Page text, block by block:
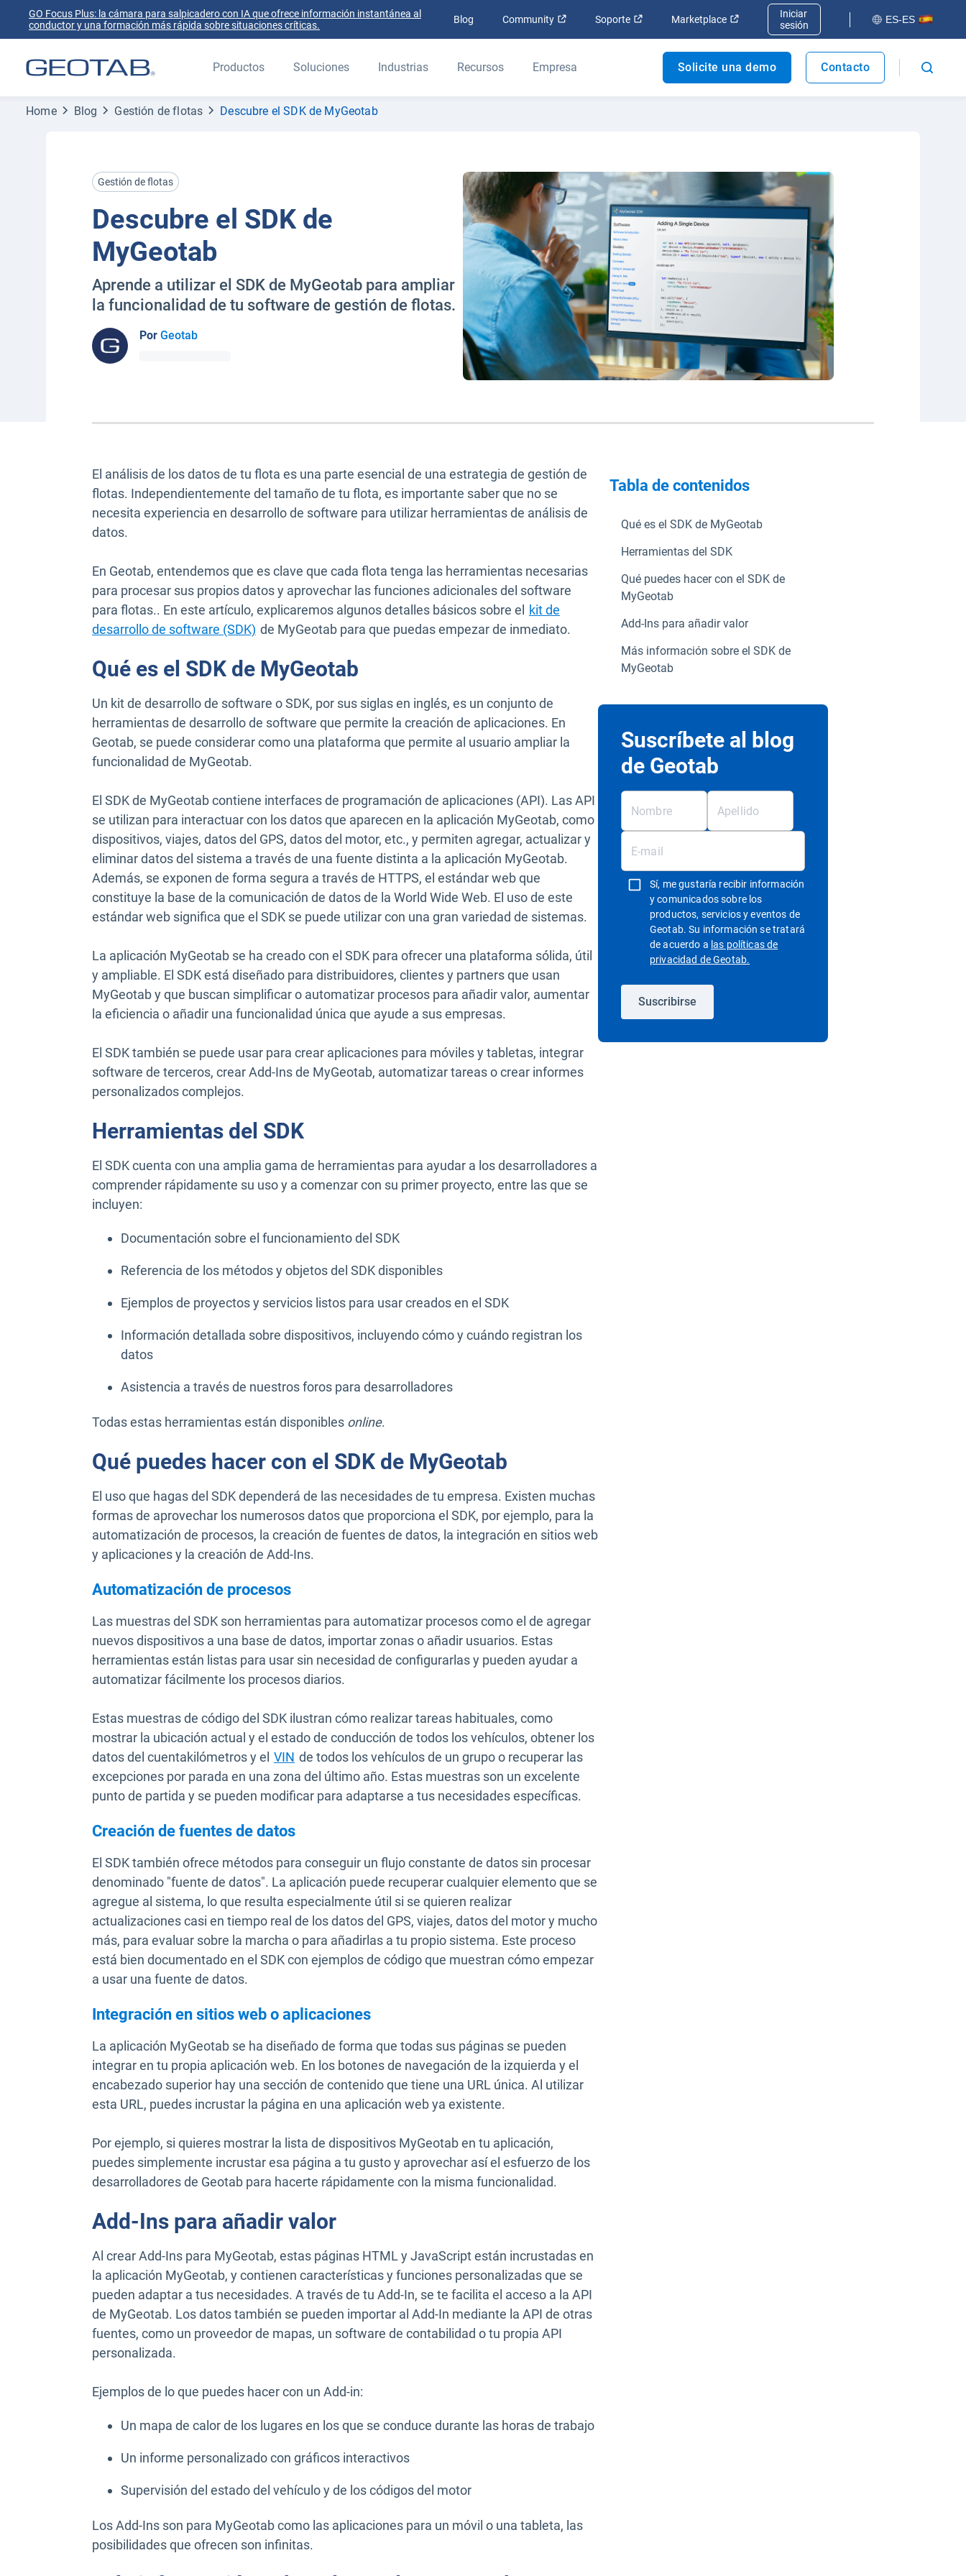
GO Focus Plus: la cámara para salpicadero con IA que ofrece información instantánea al
conductor y una formación más rápida sobre situaciones críticas.
Blog Community Abrir en una nueva ventana
Soporte Abrir en una nueva ventana
Marketplace Abrir en una nueva ventana
Iniciar
sesión
ES-ES
Productos Soluciones Industrias Recursos Empresa Solicite una demo Contacto
Home Blog Gestión de flotas Descubre el SDK de MyGeotab
Gestión de flotas
Descubre el SDK de
MyGeotab
Aprende a utilizar el SDK de MyGeotab para ampliar
la funcionalidad de tu software de gestión de flotas.
Por Geotab
El análisis de los datos de tu flota es una parte esencial de una estrategia de gestión de
flotas. Independientemente del tamaño de tu flota, es importante saber que no se
necesita experiencia en desarrollo de software para utilizar herramientas de análisis de
datos.
En Geotab, entendemos que es clave que cada flota tenga las herramientas necesarias
para procesar sus propios datos y aprovechar las funciones adicionales del software
para flotas.. En este artículo, explicaremos algunos detalles básicos sobre el
kit de
desarrollo de software (SDK) de MyGeotab para que puedas empezar de inmediato.
Qué es el SDK de MyGeotab
Un kit de desarrollo de software o SDK, por sus siglas en inglés, es un conjunto de
herramientas de desarrollo de software que permite la creación de aplicaciones. En
Geotab, se puede considerar como una plataforma que permite al usuario ampliar la
funcionalidad de MyGeotab.
El SDK de MyGeotab contiene interfaces de programación de aplicaciones (API). Las API
se utilizan para interactuar con los datos que aparecen en la aplicación MyGeotab, como
dispositivos, viajes, datos del GPS, datos del motor, etc., y permiten agregar, actualizar y
eliminar datos del sistema a través de una fuente distinta a la aplicación MyGeotab.
Además, se exponen de forma segura a través de HTTPS, el estándar web que
constituye la base de la comunicación de datos de la World Wide Web. El uso de este
estándar web significa que el SDK se puede utilizar con una gran variedad de sistemas.
La aplicación MyGeotab se ha creado con el SDK para ofrecer una plataforma sólida, útil
y ampliable. El SDK está diseñado para distribuidores, clientes y partners que usan
MyGeotab y que buscan simplificar o automatizar procesos para añadir valor, aumentar
la eficiencia o añadir una funcionalidad única que ayude a sus empresas.
El SDK también se puede usar para crear aplicaciones para móviles y tabletas, integrar
software de terceros, crear Add-Ins de MyGeotab, automatizar tareas o crear informes
personalizados complejos.
Herramientas del SDK
El SDK cuenta con una amplia gama de herramientas para ayudar a los desarrolladores a
comprender rápidamente su uso y a comenzar con su primer proyecto, entre las que se
incluyen:
Documentación sobre el funcionamiento del SDK
Referencia de los métodos y objetos del SDK disponibles
Ejemplos de proyectos y servicios listos para usar creados en el SDK
Información detallada sobre dispositivos, incluyendo cómo y cuándo registran los
datos
Asistencia a través de nuestros foros para desarrolladores
Todas estas herramientas están disponibles online.
Qué puedes hacer con el SDK de MyGeotab
El uso que hagas del SDK dependerá de las necesidades de tu empresa. Existen muchas
formas de aprovechar los numerosos datos que proporciona el SDK, por ejemplo, para la
automatización de procesos, la creación de fuentes de datos, la integración en sitios web
y aplicaciones y la creación de Add-Ins.
Automatización de procesos
Las muestras del SDK son herramientas para automatizar procesos como el de agregar
nuevos dispositivos a una base de datos, importar zonas o añadir usuarios. Estas
herramientas están listas para usar sin necesidad de configurarlas y pueden ayudar a
automatizar fácilmente los procesos diarios.
Estas muestras de código del SDK ilustran cómo realizar tareas habituales, como
mostrar la ubicación actual y el estado de conducción de todos los vehículos, obtener los
datos del cuentakilómetros y el VIN de todos los vehículos de un grupo o recuperar las
excepciones por parada en una zona del último año. Estas muestras son un excelente
punto de partida y se pueden modificar para adaptarse a tus necesidades específicas.
Creación de fuentes de datos
El SDK también ofrece métodos para conseguir un flujo constante de datos sin procesar
denominado "fuente de datos". La aplicación puede recuperar cualquier elemento que se
agregue al sistema, lo que resulta especialmente útil si se quieren realizar
actualizaciones casi en tiempo real de los datos del GPS, viajes, datos del motor y mucho
más, para evaluar sobre la marcha o para añadirlas a tu propio sistema. Este proceso
está bien documentado en el SDK con ejemplos de código que muestran cómo empezar
a usar una fuente de datos.
Integración en sitios web o aplicaciones
La aplicación MyGeotab se ha diseñado de forma que todas sus páginas se pueden
integrar en tu propia aplicación web. En los botones de navegación de la izquierda y el
encabezado superior hay una sección de contenido que tiene una URL única. Al utilizar
esta URL, puedes incrustar la página en una aplicación web ya existente.
Por ejemplo, si quieres mostrar la lista de dispositivos MyGeotab en tu aplicación,
puedes simplemente incrustar esa página a tu gusto y aprovechar así el esfuerzo de los
desarrolladores de Geotab para hacerte rápidamente con la misma funcionalidad.
Add-Ins para añadir valor
Al crear Add-Ins para MyGeotab, estas páginas HTML y JavaScript están incrustadas en
la aplicación MyGeotab, y contienen características y funciones personalizadas que se
pueden adaptar a tus necesidades. A través de tu Add-In, se te facilita el acceso a la API
de MyGeotab. Los datos también se pueden importar al Add-In mediante la API de otras
fuentes, como un proveedor de mapas, un software de contabilidad o tu propia API
personalizada.
Ejemplos de lo que puedes hacer con un Add-in:
Un mapa de calor de los lugares en los que se conduce durante las horas de trabajo
Un informe personalizado con gráficos interactivos
Supervisión del estado del vehículo y de los códigos del motor
Los Add-Ins son para MyGeotab como las aplicaciones para un móvil o una tableta, las
posibilidades que ofrecen son infinitas.
Tabla de contenidos
Qué es el SDK de MyGeotab
Herramientas del SDK
Qué puedes hacer con el SDK de
MyGeotab
Add-Ins para añadir valor
Más información sobre el SDK de
MyGeotab
Suscríbete al blog
de Geotab
Sí, me gustaría recibir información
y comunicados sobre los
productos, servicios y eventos de
Geotab. Su información se tratará
de acuerdo a las políticas de
privacidad de Geotab.
Suscribirse